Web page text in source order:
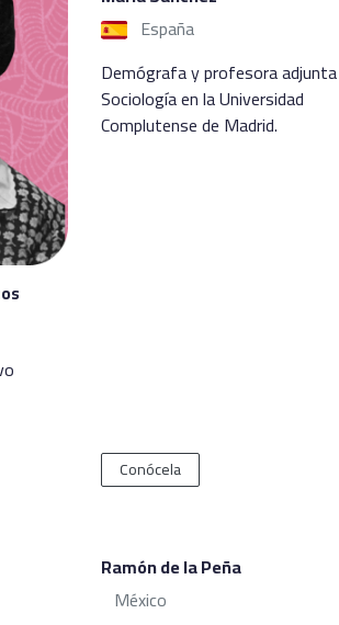
España
Demógrafa y profesora
Sociología en la Universidad
Complutense de Madrid.
Conócela
Ramón de la Peña
México